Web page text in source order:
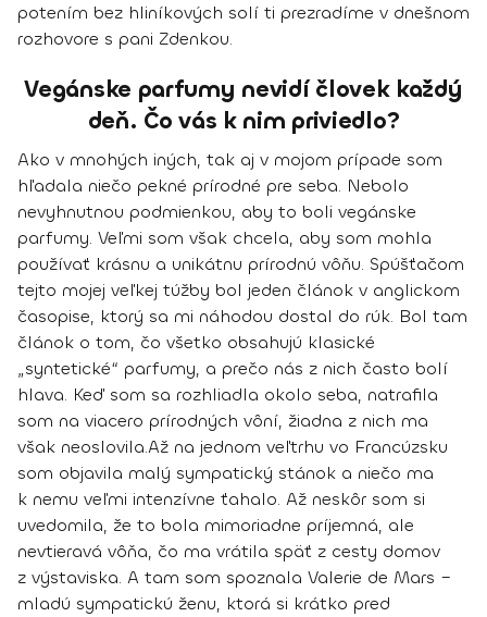
potením bez hliníkových solí ti prezradíme v dnešnom
rozhovore s pani Zdenkou.
Vegánske parfumy nevidí človek každý
deň. Čo vás k nim priviedlo?
Ako v mnohých iných, tak aj v mojom prípade som
hľadala niečo pekné prírodné pre seba. Nebolo
nevyhnutnou podmienkou, aby to boli vegánske
parfumy. Veľmi som však chcela, aby som mohla
používať krásnu a unikátnu prírodnú vôňu. Spúšťačom
tejto mojej veľkej túžby bol jeden článok v anglickom
časopise, ktorý sa mi náhodou dostal do rúk. Bol tam
článok o tom, čo všetko obsahujú klasické
„syntetické“ parfumy, a prečo nás z nich často bolí
hlava. Keď som sa rozhliadla okolo seba, natrafila
som na viacero prírodných vôní, žiadna z nich ma
však neoslovila.Až na jednom veľtrhu vo Francúzsku
som objavila malý sympatický stánok a niečo ma
k nemu veľmi intenzívne ťahalo. Až neskôr som si
uvedomila, že to bola mimoriadne príjemná, ale
nevtieravá vôňa, čo ma vrátila späť z cesty domov
z výstaviska. A tam som spoznala Valerie de Mars –
mladú sympatickú ženu, ktorá si krátko pred